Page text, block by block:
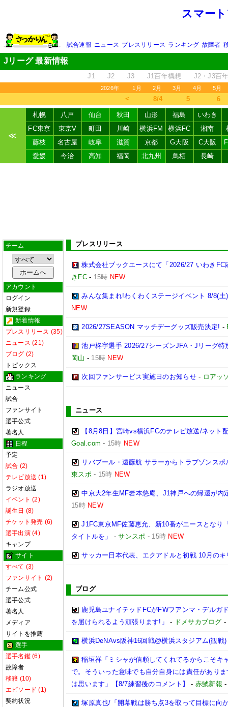
スマー
試合速報 ニュース プレスリリース ランキング 故障者
Jリーグ 最新情報
J1 J2 J3 J1百年構想 J2・J3百
2026年 1月 2月 3月 4月 5月
＜ 8/4 5 6
≪
札幌 八戸 仙台 秋田 山形 福島
いわき
FC東京
東京V 町田 川崎 横浜FM 横浜FC 湘南
藤枝
名古屋 岐阜 滋賀 京都 G大阪 C大阪
愛媛
今治 高知 福岡 北九州 鳥栖 長崎
チーム
アカウント
ログイン
新規登録
新着情報
プレスリリース (35)
ニュース (21)
ブログ (2)
トピックス
ランキング
ニュース
試合
ファンサイト
選手公式
著名人
日程
予定
試合 (2)
テレビ放送 (1)
ラジオ放送
イベント (2)
誕生日 (8)
チケット発売 (6)
選手出演 (4)
キャンプ
サイト
すべて (3)
ファンサイト (2)
チーム公式
選手公式
著名人
メディア
サイトを推薦
選手
選手名鑑 (6)
故障者
移籍 (10)
エピソード (1)
契約状況
プレスリリース
株式会社ブックエースにて「2026/27 いわき
きFC- 15時 NEW
みんな集まれ!わくわくステージイベント 8/8(
NEW
2026/27SEASON マッチデーグッズ販売決定! -
池戸柊宇選手 2026/27シーズンJFA・Jリーグ
岡山 - 15時 NEW
次回ファンサービス実施日のお知らせ- ロアッ
ニュース
【8月8日】宮崎vs横浜FCのテレビ放送/ネット
Goal.com - 15時 NEW
リバプール・遠藤航 サラーからトラブゾンス
東スポ- 15時 NEW
中京大2年生MF岩本悠庵、J1神戸への帰還が内
15時 NEW
J1FC東京MF佐藤恵允、新10番がエースとなり
タイトルを」
-サンスポ - 15時 NEW
サッカー日本代表、エクアドルと初戦 10月のキ
ブログ
鹿児島ユナイテッドFCがFWフアンマ・デルガ
を届けられるよう頑張ります!」
- ドメサカブログ -
横浜DeNAvs阪神16回戦@横浜スタジアム(観戦)
稲垣祥「ミシャが信頼してくれてるからこそキ
で。そういった意味でも自分自身には責任があり
は思います」【8/7練習後のコメント】
- 赤鯱新報
塚原真也/「開幕戦は勝ち点3を取って目標に向